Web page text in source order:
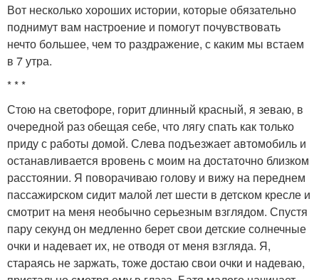
Вот несколько хороших истории, которые обязательно
поднимут вам настроение и помогут почувствовать
нечто большее, чем то раздражение, с каким мы встаем
в 7 утра.
* * *
Стою на светофоре, горит длинный красный, я зеваю, в
очередной раз обещая себе, что лягу спать как только
приду с работы домой. Слева подъезжает автомобиль и
останавливается вровень с моим на достаточно близком
расстоянии. Я поворачиваю голову и вижу на переднем
пассажирском сидит малой лет шести в детском кресле и
смотрит на меня необычно серьезным взглядом. Спустя
пару секунд он медленно берет свои детские солнечные
очки и надевает их, не отводя от меня взгляда. Я,
стараясь не заржать, тоже достаю свои очки и надеваю,